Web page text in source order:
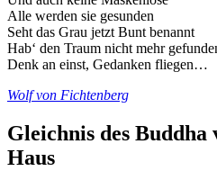
Alle werden sie gesunden
Seht das Grau jetzt Bunt benannt
Hab‘ den Traum nicht mehr
Denk an einst, Gedanken fliegen…
Wolf von Fichtenberg
Gleichnis des Buddha
Haus